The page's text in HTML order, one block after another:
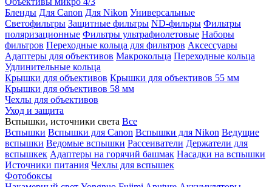
Бленды Для Canon Для Nikon Универсальные
Светофильтры Защитные фильтры ND-фильры Фильтры
поляризационные Фильтры ультрафиолетовые Наборы
фильтров Переходные кольца для фильтров Аксессуары
Адаптеры для объективов Макрокольца Переходные кольца
Удлинительные кольца
Крышки для объективов Крышки для объективов 55 мм
Крышки для объективов 58 мм
Чехлы для объективов
Уход и защита
Вспышки, источники света Все
Вспышки Вспышки для Canon Вспышки для Nikon Ведущие
вспышки Ведомые вспышки Рассеиватели Держатели для
вспышкек Адаптеры на горячий башмак Насадки на вспышки
Источники питания Чехлы для вспышек
Фотобоксы